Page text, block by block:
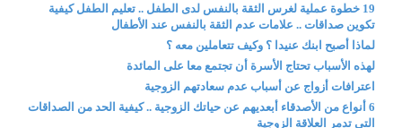
19 خطوة عملية لغرس الثقة بالنفس لدى الطفل .. تعليم الطفل كيفية
تكوين صداقات .. علامات عدم الثقة بالنفس عند الأطفال
لماذا أصبح ابنك عنيدا ؟ وكيف تتعاملين معه ؟
لهذه الأسباب تحتاج الأسرة أن تجتمع معا على المائدة
اعترافات أزواج عن أسباب عدم سعادتهم الزوجية
6 أنواع من الأصدقاء أبعديهم عن حياتك الزوجية .. كيفية الحد من الصداقات
التي تدمر العلاقة الزوجية